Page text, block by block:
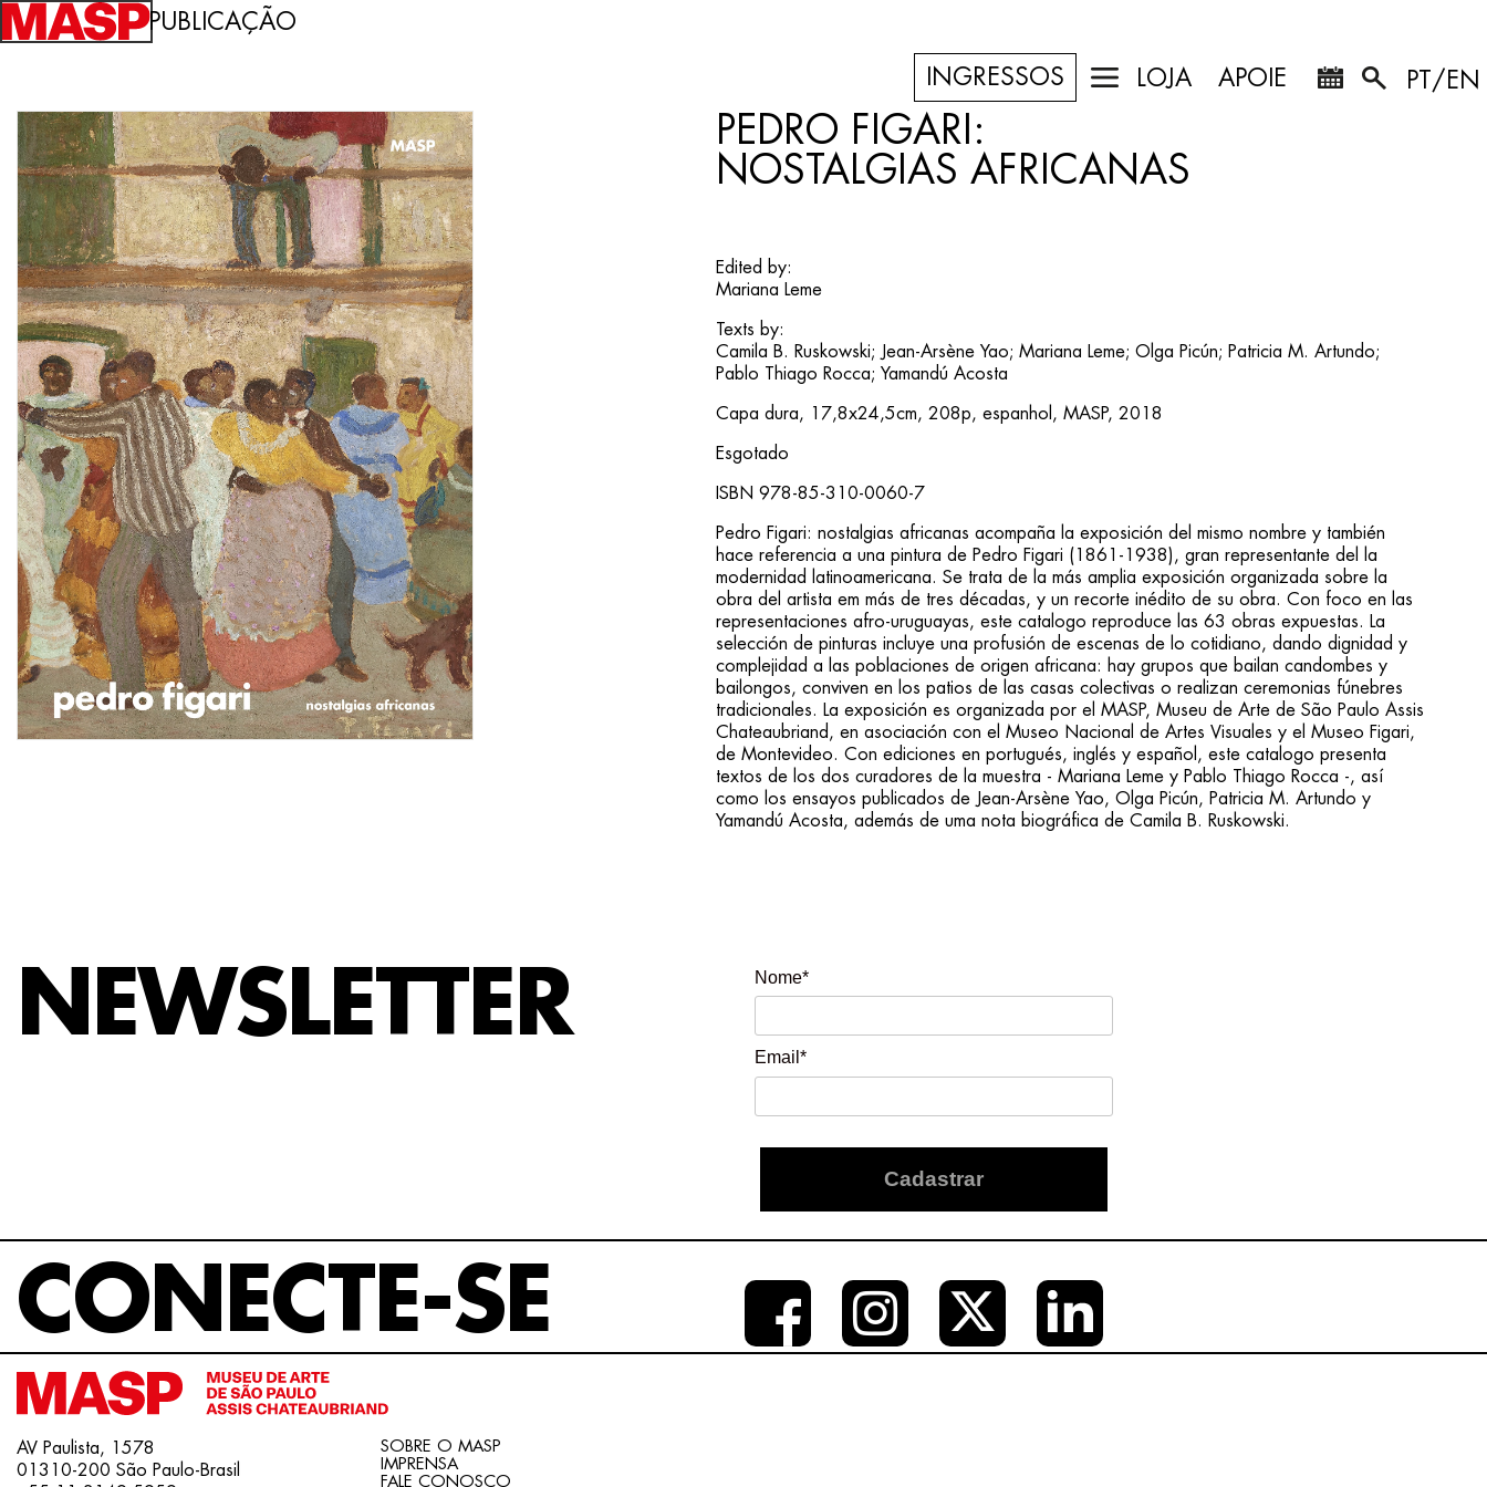
PUBLICAÇÃO
INGRESSOS LOJA APOIE PT/EN
PEDRO FIGARI:
NOSTALGIAS AFRICANAS
Edited by:
Mariana Leme
Texts by:
Camila B. Ruskowski; Jean-Arsène Yao; Mariana Leme; Olga Picún; Patricia M. Artundo;
Pablo Thiago Rocca; Yamandú Acosta
Capa dura, 17,8x24,5cm, 208p, espanhol, MASP, 2018
Esgotado
ISBN 978-85-310-0060-7
Pedro Figari: nostalgias africanas acompaña la exposición del mismo nombre y también
hace referencia a una pintura de Pedro Figari (1861-1938), gran representante del la
modernidad latinoamericana. Se trata de la más amplia exposición organizada sobre la
obra del artista em más de tres décadas, y un recorte inédito de su obra. Con foco en las
representaciones afro-uruguayas, este catalogo reproduce las 63 obras expuestas. La
selección de pinturas incluye una profusión de escenas de lo cotidiano, dando dignidad y
complejidad a las poblaciones de origen africana: hay grupos que bailan candombes y
bailongos, conviven en los patios de las casas colectivas o realizan ceremonias fúnebres
tradicionales. La exposición es organizada por el MASP, Museu de Arte de São Paulo Assis
Chateaubriand, en asociación con el Museo Nacional de Artes Visuales y el Museo Figari,
de Montevideo. Con ediciones en portugués, inglés y español, este catalogo presenta
textos de los dos curadores de la muestra - Mariana Leme y Pablo Thiago Rocca -, así
como los ensayos publicados de Jean-Arsène Yao, Olga Picún, Patricia M. Artundo y
Yamandú Acosta, además de uma nota biográfica de Camila B. Ruskowski.
NEWSLETTER Nome*
Email*
Cadastrar
CONECTE-SE
AV Paulista, 1578
01310-200 São Paulo-Brasil
SOBRE O MASP
IMPRENSA
FALE CONOSCO